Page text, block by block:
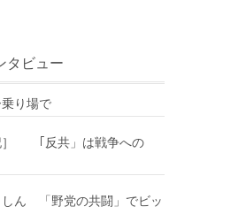
タビュー
り場で
］ ｢反共」は戦争への
ん 「野党の共闘」でビッ